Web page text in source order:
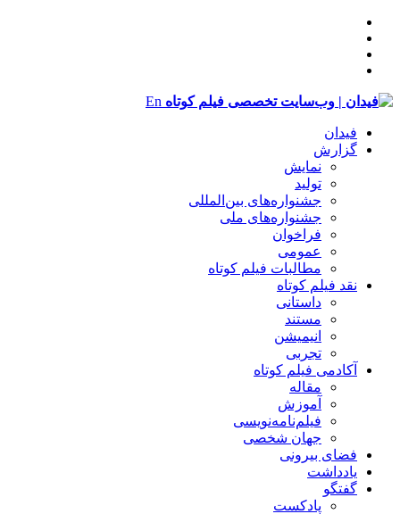
En
فیدان
گزارش
نمایش
تولید
‌‌جشنواره‌های بین‌المللی
جشنواره‌های ملی
فراخوان
عمومی
مطالبات فیلم کوتاه
نقد فیلم کوتاه
داستانی
مستند
انیمیشن
تجربی
آکادمی فیلم کوتاه
مقاله
آموزش
فیلم‌نامه‌نویسی
جهان شخصی
فضای بیرونی
یادداشت
گفتگو
پادکست